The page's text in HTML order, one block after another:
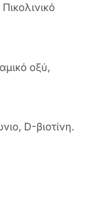
οξύ,
D-βιοτίνη.